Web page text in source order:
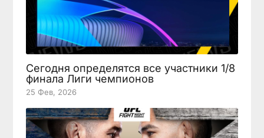
Сегодня определятся все участники 1/8
финала Лиги чемпионов
25 Фев, 2026